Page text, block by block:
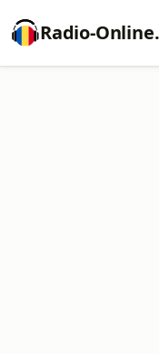
Radio-